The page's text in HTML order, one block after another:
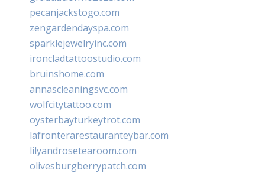
pecanjackstogo.com
zengardendayspa.com
sparklejewelryinc.com
ironcladtattoostudio.com
bruinshome.com
annascleaningsvc.com
wolfcitytattoo.com
oysterbayturkeytrot.com
lafronterarestauranteybar.com
lilyandrosetearoom.com
olivesburgberrypatch.com